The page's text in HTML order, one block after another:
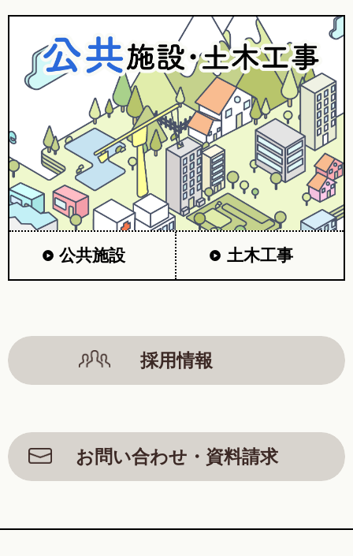
公共施設 土木工事
採用情報
お問い合わせ・資料請求